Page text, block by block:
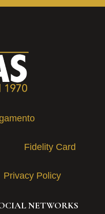
Fidelity Card
Privacy Policy
NETWORKS